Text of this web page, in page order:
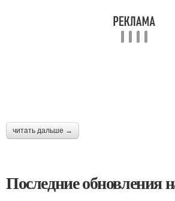
читать дальше →
Последние обновления